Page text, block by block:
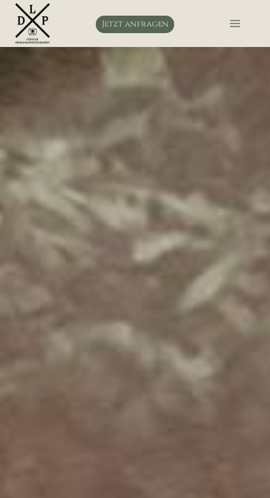
Zum
Inhalt
springen
Jetzt anfragen